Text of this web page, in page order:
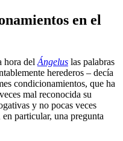
en el
hora del Ángelus las palabras
herederos – decía
condicionamientos, que ha
mal reconocida su
y no pocas veces
particular, una pregunta